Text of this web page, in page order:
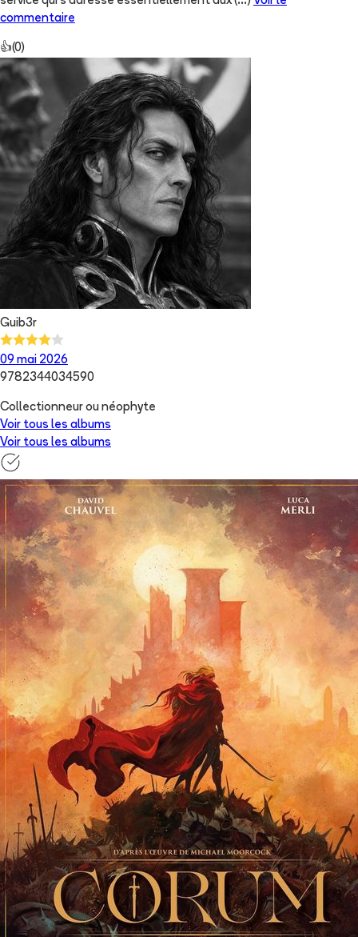
commentaire
👍(0)
Guib3r
09 mai 2026
9782344034590
Collectionneur ou néophyte
Voir tous les albums
Voir tous les albums